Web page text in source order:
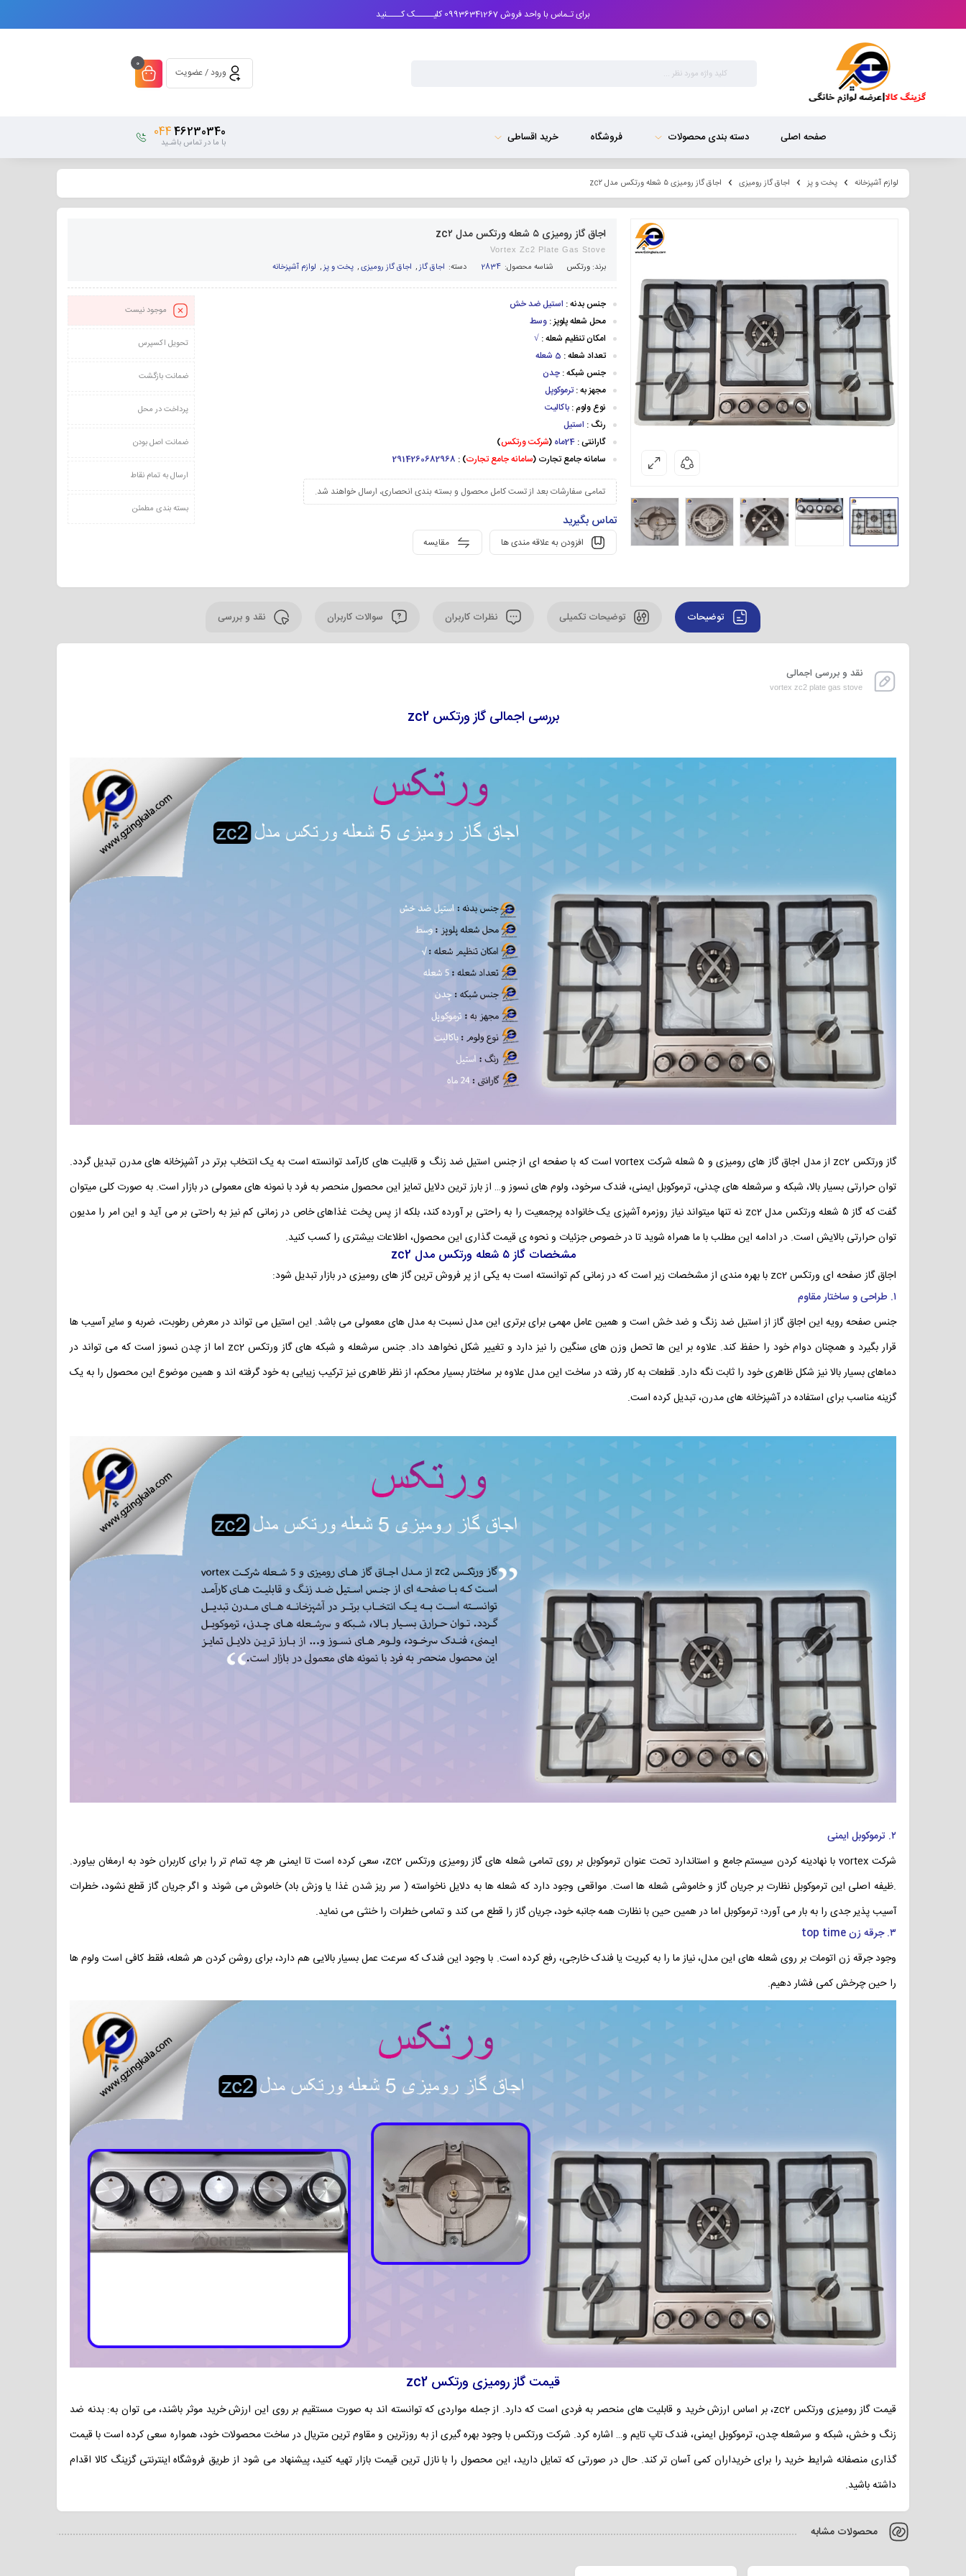
برای تـماس با واحد فروش 09936341267 کلیـــــک کــــنید
ورود / عضویت
0
صفحه اصلی دسته بندی محصولات فروشگاه خرید اقساطی 46230340
044
با ما در تماس باشـید
لوازم آشپزخانه پخت و پز اجاق گاز رومیزی اجاق گاز رومیزی ۵ شعله ورتکس مدل zc۲
اجاق گاز رومیزی ۵ شعله ورتکس مدل zc۲
Vortex Zc2 Plate Gas Stove
برند: ورتکس شناسه محصول: 2834 دسته: اجاق گاز, اجاق گاز رومیزی, پخت و پز, لوازم آشپزخانه
جنس بدنه : استیل ضد خش
محل شعله پلوپز : وسط
امکان تنظیم شعله : √
تعداد شعله : 5 شعله
جنس شبکه : چدن
مجهز به : ترموکوپل
نوع ولوم : باکالیت
رنگ : استیل
گارانتی : 24ماه (شرکت ورتکس)
سامانه جامع تجارت (سامانه جامع تجارت) :
2914260682968
تمامی سفارشات بعد از تست کامل محصول و بسته بندی انحصاری، ارسال خواهند شد.
تماس بگیرید
مقایسه افزودن به علاقه مندی ها
موجود نیست
تحویل اکسپرس
ضمانت بازگشت
پرداخت در محل
ضمانت اصل بودن
ارسال به تمام نقاط
بسته بندی مطمئن
توضیحات توضیحات تکمیلی نظرات کاربران سوالات کاربران نقد و بررسی
نقد و بررسی اجمالی
vortex zc2 plate gas stove
بررسی اجمالی گاز ورتکس zc2
گاز ورتکس zc2 از مدل اجاق گاز های رومیزی و ۵ شعله شرکت vortex است که با صفحه ای از جنس استیل ضد زنگ و قابلیت های کارآمد توانسته است به یک انتخاب برتر در آشپزخانه های مدرن تبدیل گردد.
توان حرارتی بسیار بالا، شبکه و سرشعله های چدنی، ترموکوبل ایمنی، فندک سرخود، ولوم های نسوز و… از بارز ترین دلایل تمایز این محصول منحصر به فرد با نمونه های معمولی در بازار است. به صورت کلی میتوان
گفت که گاز ۵ شعله ورتکس مدل zc2 نه تنها میتواند نیاز روزمره آشپزی یک خانواده پرجمعیت را به راحتی بر آورده کند، بلکه از پس پخت غذاهای خاص در زمانی کم نیز به راحتی بر می آید و این امر را مدیون
توان حرارتی بالایش است. در ادامه این مطلب با ما همراه شوید تا در خصوص جزئیات و نحوه ی قیمت گذاری این محصول، اطلاعات بیشتری را کسب کنید.
مشخصات گاز ۵ شعله ورتکس مدل zc2
اجاق گاز صفحه ای ورتکس zc2 با بهره مندی از مشخصات زیر است که در زمانی کم توانسته است به یکی از پر فروش ترین گاز های رومیزی در بازار تبدیل شود:
۱. طراحی و ساختار مقاوم
جنس صفحه رویه این اجاق گاز از استیل ضد زنگ و ضد خش است و همین عامل مهمی برای برتری این مدل نسبت به مدل های معمولی می باشد. این استیل می تواند در معرض رطوبت، ضربه و سایر آسیب ها
قرار بگیرد و همچنان دوام خود را حفظ کند. علاوه بر این ها تحمل وزن های سنگین را نیز دارد و تغییر شکل نخواهد داد. جنس سرشعله و شبکه های گاز ورتکس zc2 اما از چدن نسوز است که می تواند در
دماهای بسیار بالا نیز شکل ظاهری خود را ثابت نگه دارد. قطعات به کار رفته در ساخت این مدل علاوه بر ساختار بسیار محکم، از نظر ظاهری نیز ترکیب زیبایی به خود گرفته اند و همین موضوع این محصول را به یک
گزینه مناسب برای استفاده در آشپزخانه های مدرن، تبدیل کرده است.
۲. ترموکوبل ایمنی
شرکت vortex با نهادینه کردن سیستم جامع و استاندارد تحت عنوان ترموکوبل بر روی تمامی شعله های گاز رومیزی ورتکس zc2، سعی کرده است تا ایمنی هر چه تمام تر را برای کاربران خود به ارمغان بیاورد.
.ظیفه اصلی این ترموکوبل نظارت بر جریان گاز و خاموشی شعله ها است. مواقعی وجود دارد که شعله ها به دلایل ناخواسته ( سر ریز شدن غذا یا وزش باد) خاموش می شوند و اگر جریان گاز قطع نشود، خطرات
آسیب پذیر جدی را به بار می آورد؛ ترموکوبل اما در همین حین با نظارت همه جانبه خود، جریان گاز را قطع می کند و تمامی خطرات را خنثی می نماید.
۳. جرقه زن top time
وجود جرقه زن اتومات بر روی شعله های این مدل، نیاز ما را به کبریت یا فندک خارجی، رفع کرده است. با وجود این فندک که سرعت عمل بسیار بالایی هم دارد، برای روشن کردن هر شعله، فقط کافی است ولوم ها
را حین چرخش کمی فشار دهیم.
قیمت گاز رومیزی ورتکس zc2
قیمت گاز رومیزی ورتکس zc2، بر اساس ارزش خرید و قابلیت های منحصر به فردی است که دارد. از جمله مواردی که توانسته اند به صورت مستقیم بر روی این ارزش خرید موثر باشند، می توان به: بدنه ضد
زنگ و خش، شبکه و سرشعله چدن، ترموکوبل ایمنی، فندک تاپ تایم و… اشاره کرد. شرکت ورتکس با وجود بهره گیری از به روزترین و مقاوم ترین متریال در ساخت محصولات خود، همواره سعی کرده است با قیمت
گذاری منصفانه شرایط خرید را برای خریداران کمی آسان تر کند. حال در صورتی که تمایل دارید، این محصول را با نازل ترین قیمت بازار تهیه کنید، پیشنهاد می شود از طریق فروشگاه اینترنتی گزینگ کالا اقدام
داشته باشید.
محصولات مشابه